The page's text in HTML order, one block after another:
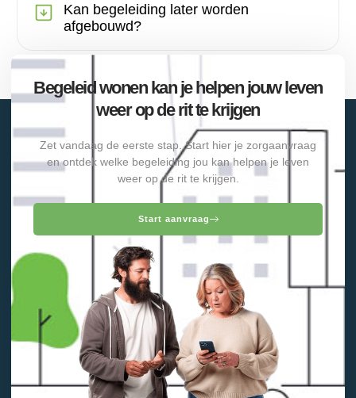
Kan begeleiding later worden
afgebouwd?
Begeleid wonen kan je helpen jouw leven
weer op de rit te krijgen
Zet vandaag de eerste stap. Start hier je zorgaanvraag
en ontdek welke begeleiding jou kan helpen je leven
weer op de rit te krijgen.
Start aanvraag